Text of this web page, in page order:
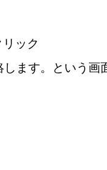
リック
ます。という画